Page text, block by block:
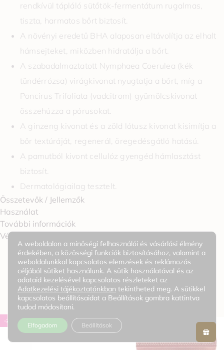
rendkívül tápláló sütőtök-fermentátum rugalmas,
tiszta, harmatos bőrt biztosít.
A növényi eredetű BHA alaposan eltávolítja az elhalt
hámsejteket, miközben hidratálja a bőrt.
A szabadalmaztatott Nymphaea Coerulea (kék
tündérrózsa) virágkivonat nyugtatja a bőrt, míg a
Poncirus Trifoliata (vadcitrom) gyümölcskivonat
összehúzza a pórusokat.
A ginzeng kivonat és a zöld lótusz kivonat kisimítja a
bőr textúráját, regenerál, öregedésgátló hatású.
A pamutból kivont cellulóz gyengéd hámlasztást
biztosít.
Dermatológiailag tesztelt.
Összetevők / Jellemzők
Használat
További információk
Vélemények
0
KAPCSOLÓDÓ TERMÉKEK
-26%
A weboldalon a minőségi felhasználói és vásárlási élmény
érdekében, a közösségi funkciók biztosításához, valamint a
weboldalunkkal kapcsolatos elemzések és reklámozás
céljából sütiket használunk. A sütik használatával és az
adataid kezelésével kapcsolatos részleteket az
Adatkezelési tájékoztatónkban tekintheted meg. A sütikkel
kapcsolatos beállításaidat a Beállítások gombra kattintva
tudod módosítani.
Elfogadom Beállítások